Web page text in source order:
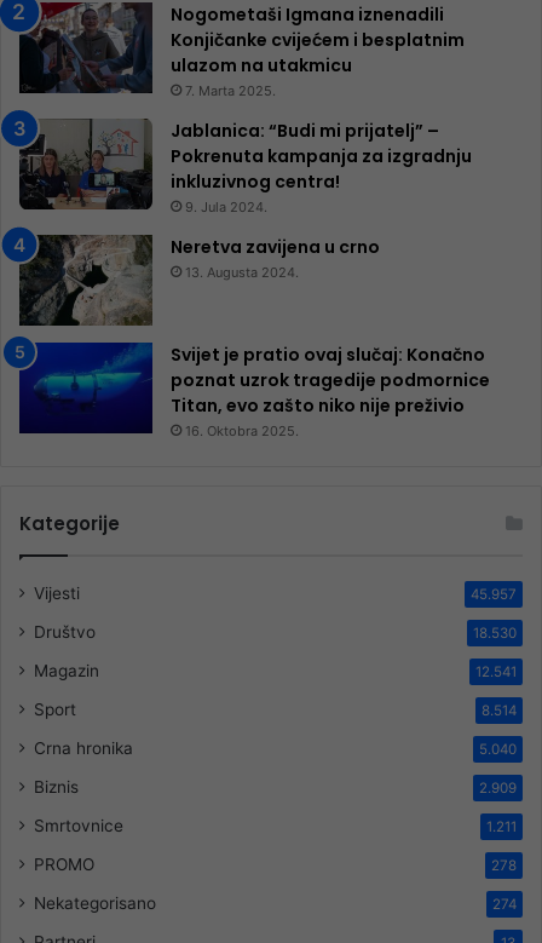
Nogometaši Igmana iznenadili
Konjičanke cvijećem i besplatnim
ulazom na utakmicu
7. Marta 2025.
Jablanica: “Budi mi prijatelj” –
Pokrenuta kampanja za izgradnju
inkluzivnog centra!
9. Jula 2024.
Neretva zavijena u crno
13. Augusta 2024.
Svijet je pratio ovaj slučaj: Konačno
poznat uzrok tragedije podmornice
Titan, evo zašto niko nije preživio
16. Oktobra 2025.
Kategorije
Vijesti 45.957
Društvo 18.530
Magazin 12.541
Sport 8.514
Crna hronika 5.040
Biznis 2.909
Smrtovnice 1.211
PROMO 278
Nekategorisano 274